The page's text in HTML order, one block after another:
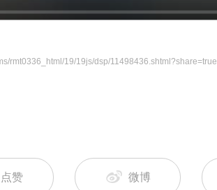
rmt0336_html/19/19js/dsp/11498436.shtml?share=true
点赞 微博